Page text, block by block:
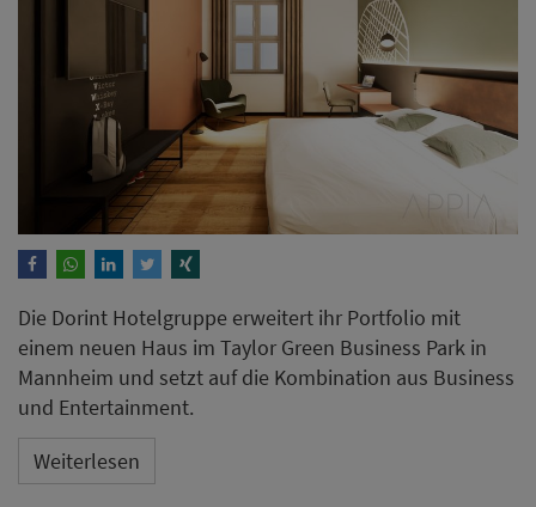
Die Dorint Hotelgruppe erweitert ihr Portfolio mit
einem neuen Haus im Taylor Green Business Park in
Mannheim und setzt auf die Kombination aus Business
und Entertainment.
Weiterlesen